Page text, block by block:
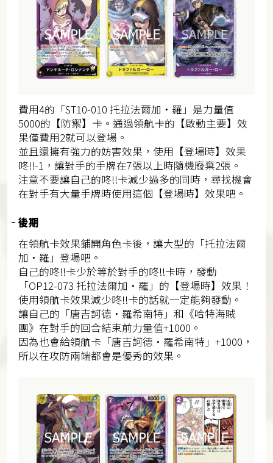
費用4的「ST10-010 托拉法爾加・羅」是力量值
5000的【防禦】卡。通過領航卡的【啟動主要】效
果僅費用2就可以登場。
並且還擁有強力的妨害效果，使用【登場時】效果
咚!!-1，讓對手的手牌在7張以上時隨機廢棄2張。
注意不要讓自己的咚!!卡減少過多的同時，尋找機會
在對手有大量手牌時使用這個【登場時】效果吧。
後期
在領航卡效果鋪開角色卡後，讓大型的「托拉法爾
加・羅」登場吧。
自己的咚!!卡少於等於對手的咚!!卡時，發動
「OP12-073 托拉法爾加・羅」的【登場時】效果！
使用領航卡效果減少咚!!卡的話就一定能夠發動。
讓自己的「唐吉訶德・羅希南特」和《哈特海賊
團》在對手的回合結束前力量值+1000。
因為也會給領航卡「唐吉訶德・羅希南特」+1000，
所以在攻防兩端都會是優秀的效果。